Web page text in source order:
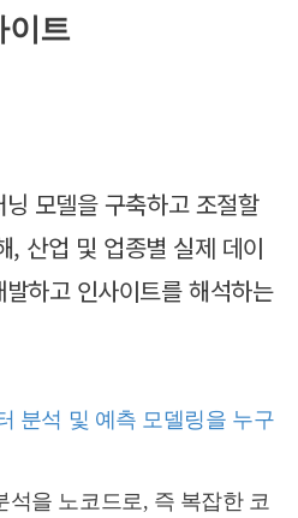
이트
모델을 구축하고 조절할
산업 및 업종별 실제 데이
하고 인사이트를 해석하는
분석 및 예측 모델링을 누구
석을 노코드로, 즉 복잡한 코